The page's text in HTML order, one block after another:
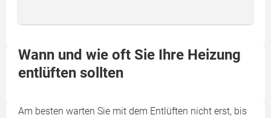
Wann und wie oft Sie Ihre Heizung
entlüften sollten
Am besten warten Sie mit dem Entlüften nicht erst, bis